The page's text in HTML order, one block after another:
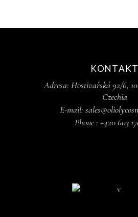
KONTAKT
Adresa: Hostivařská 92/6,
Czechia
E-mail:
Phone : +420 603